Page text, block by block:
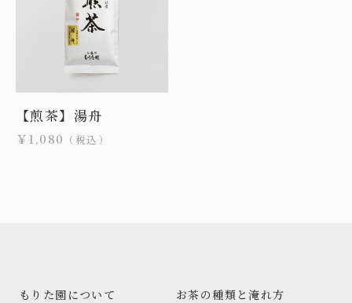
【煎茶】湯舟
￥1,080 （税込）
もりた園について お茶の種類と淹れ方